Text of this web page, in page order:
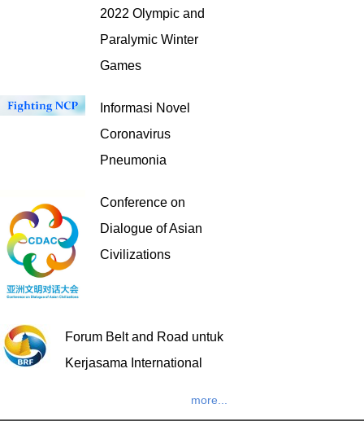
2022 Olympic and
Paralymic Winter
Games
Informasi Novel
Coronavirus
Pneumonia
Conference on
Dialogue of Asian
Civilizations
Forum Belt and Road untuk
Kerjasama International
more...